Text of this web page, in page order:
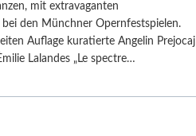
mit extravaganten
den Münchner Opernfestspielen.
Auflage kuratierte Angelin Prejocaj
Lalandes „Le spectre…